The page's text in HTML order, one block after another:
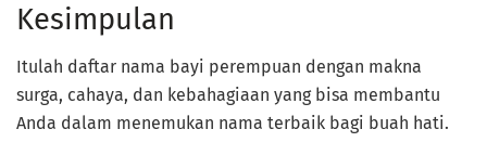
Kesimpulan
Itulah daftar nama bayi perempuan dengan makna
surga, cahaya, dan kebahagiaan yang bisa membantu
Anda dalam menemukan nama terbaik bagi buah hati.